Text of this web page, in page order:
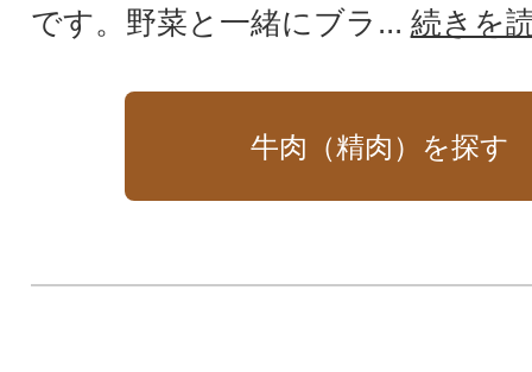
です。野菜と一緒にブラ... 続きを
牛肉（精肉）を探す